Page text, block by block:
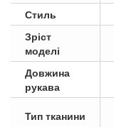
Стиль
Зріст
моделі
Довжина
рукава
Тип тканини